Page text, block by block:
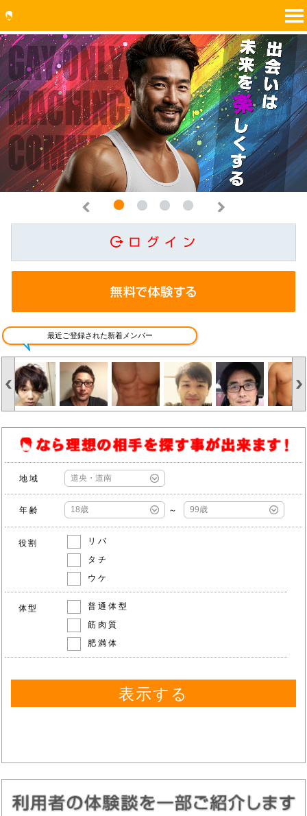
最近ご登録された新着メンバー
地域
年齢 ～
役割
リバ
タチ
ウケ
体型
普通体型
筋肉質
肥満体